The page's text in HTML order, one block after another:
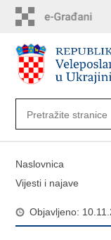
sadržaj
Naslovnica
Vijesti i najave
Objavljeno: